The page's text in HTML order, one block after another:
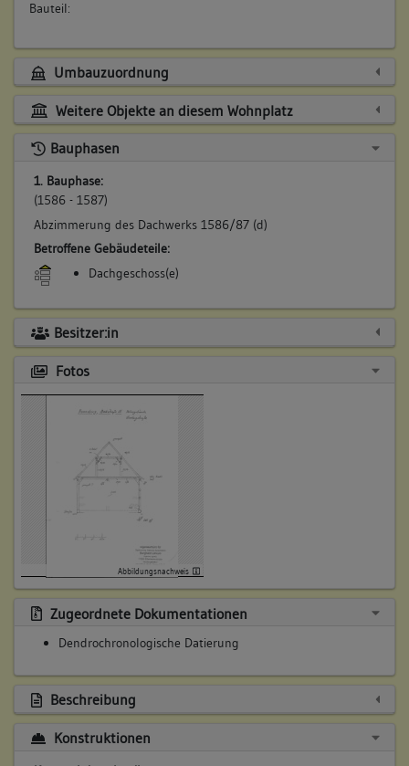
Bauteil:
Umbauzuordnung
Weitere Objekte an diesem Wohnplatz
Bauphasen
1. Bauphase:
(1586 - 1587)
Abzimmerung des Dachwerks 1586/87 (d)
Betroffene Gebäudeteile:
Dachgeschoss(e)
Besitzer:in
Fotos
Abbildungsnachweis
Zugeordnete Dokumentationen
Dendrochronologische Datierung
Beschreibung
Konstruktionen